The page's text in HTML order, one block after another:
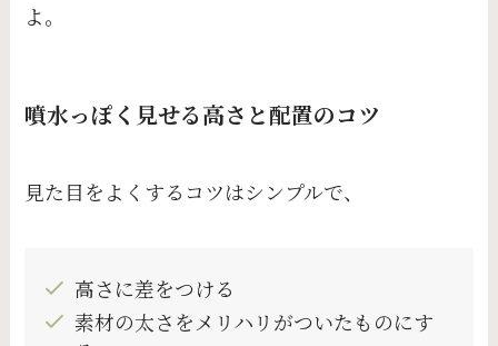
よ。
噴水っぽく見せる高さと配置のコツ
見た目をよくするコツはシンプルで、
高さに差をつける
素材の太さをメリハリがついたものにす